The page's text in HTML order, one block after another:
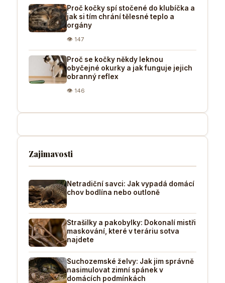
Proč kočky spí stočené do klubíčka a
jak si tím chrání tělesné teplo a
orgány
👁 147
Proč se kočky někdy leknou
obyčejné okurky a jak funguje jejich
obranný reflex
👁 146
Zajimavosti
Netradiční savci: Jak vypadá domácí
chov bodlína nebo outloně
Strašilky a pakobylky: Dokonalí mistři
maskování, které v teráriu sotva
najdete
Suchozemské želvy: Jak jim správně
nasimulovat zimní spánek v
domácích podmínkách